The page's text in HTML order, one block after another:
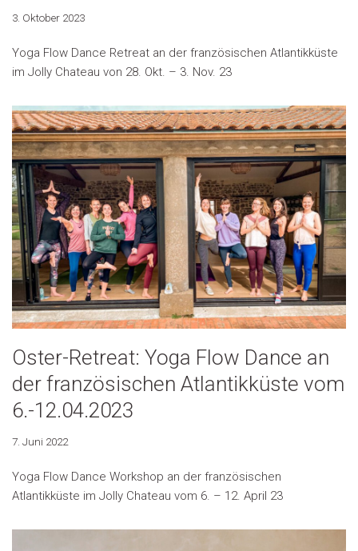
3. Oktober 2023
Yoga Flow Dance Retreat an der französischen Atlantikküste
im Jolly Chateau von 28. Okt. – 3. Nov. 23
Oster-Retreat: Yoga Flow Dance an
der französischen Atlantikküste vom
6.-12.04.2023
7. Juni 2022
Yoga Flow Dance Workshop an der französischen
Atlantikküste im Jolly Chateau vom 6. – 12. April 23